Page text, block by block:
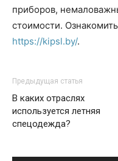
приборов,
стоимости.
https://kipsl.by/.
Предыдущая статья
В каких отраслях
используется летняя
спецодежда?